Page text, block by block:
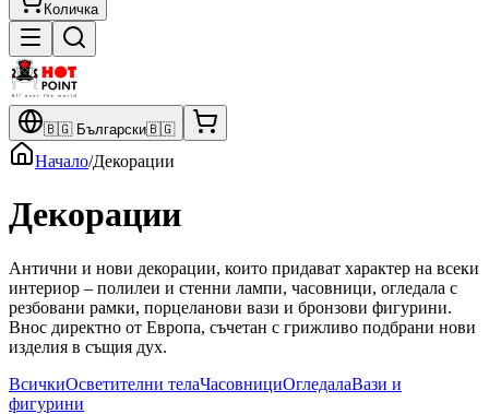
Количка
🇧🇬 Български🇧🇬
Начало/Декорации
Декорации
Антични и нови декорации, които придават характер на всеки
интериор – полилеи и стенни лампи, часовници, огледала с
резбовани рамки, порцеланови вази и бронзови фигурини.
Внос директно от Европа, съчетан с грижливо подбрани нови
изделия в същия дух.
ВсичкиОсветителни телаЧасовнициОгледалаВази и
фигурини